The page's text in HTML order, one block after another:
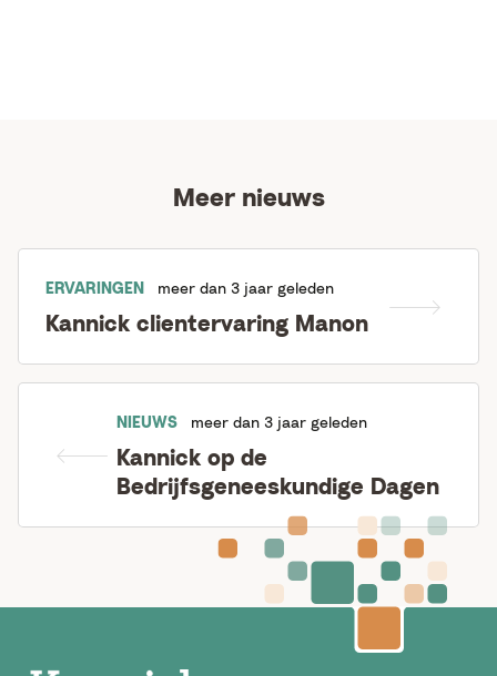
Meer nieuws
ERVARINGEN meer dan 3 jaar geleden
Kannick clientervaring Manon
NIEUWS meer dan 3 jaar geleden
Kannick op de
Bedrijfsgeneeskundige Dagen